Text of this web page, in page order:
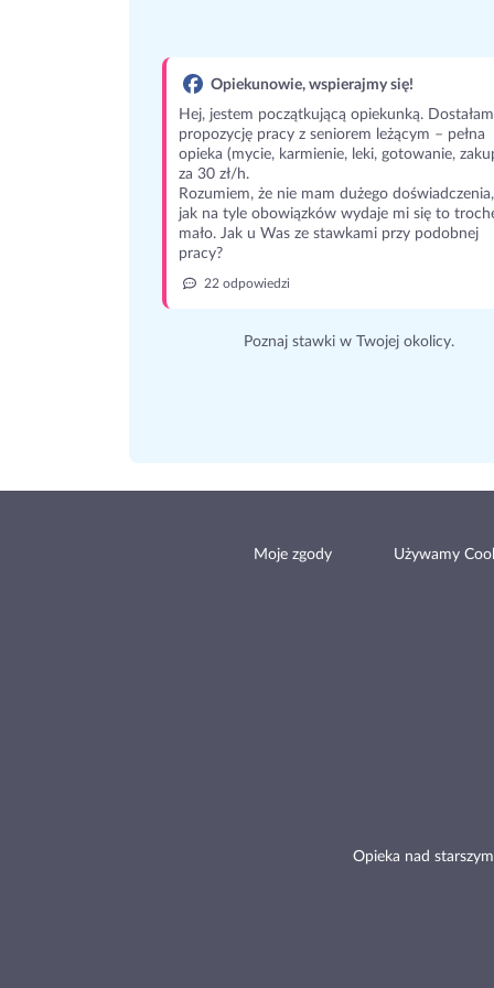
Opiekunowie, wspierajmy się!
Hej, jestem początkującą opiekunką. Dostałam
propozycję pracy z seniorem leżącym – pełna
opieka (mycie, karmienie, leki, gotowanie,
za 30 zł/h.
Rozumiem, że nie mam dużego
jak na tyle obowiązków wydaje mi się to
mało. Jak u Was ze stawkami przy podobnej
pracy?
22 odpowiedzi
Poznaj stawki w Twojej okolicy.
Moje zgody Używamy
Opieka nad